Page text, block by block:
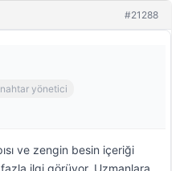
#21288
yönetici
ve zengin besin içeriği
ilgi görüyor. Uzmanlara